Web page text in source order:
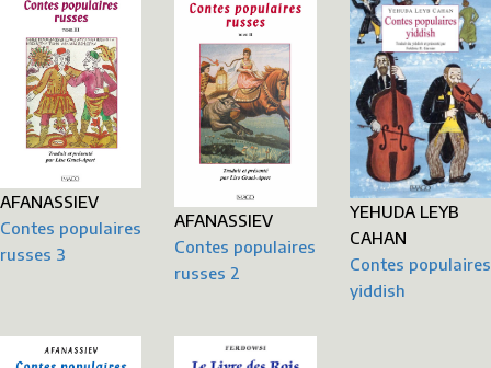
AFANASSIEV
Contes populaires
russes 3
AFANASSIEV
Contes populaires
russes 2
YEHUDA LEYB
CAHAN
Contes populaires
yiddish